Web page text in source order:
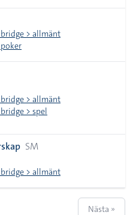
> allmänt
> allmänt
> spel
SM
> allmänt
Nästa »